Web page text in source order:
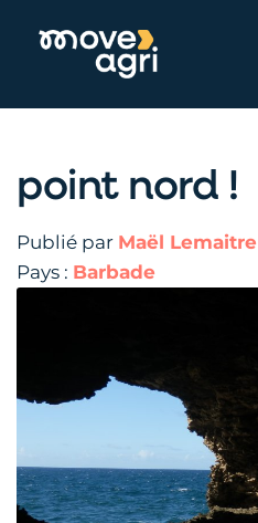
point nord !
Publié par Maël Lemaitre
Pays : Barbade